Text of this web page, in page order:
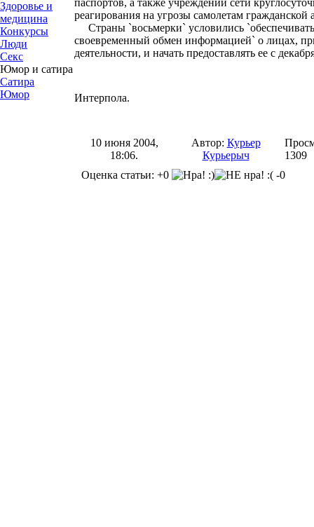
Здоровье и
медицина
Конкурсы
Люди
Секс
Юмор и сатира
Сатира
Юмор
реагирования на угрозы самолетам гражданской
Страны `восьмерки` условились
своевременный обмен информацией` о лицах,
деятельности, и начать предоставлять ее с
Интерпола.
10 июня 2004,
18:06.
Автор: Курьер
Курьерыч
1309
Оценка статьи: +0
-0